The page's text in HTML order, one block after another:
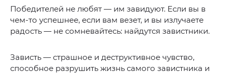
Победителей не любят — им завидуют. Если вы в
чем-то успешнее, если вам везет, и вы излучаете
радость — не сомневайтесь: найдутся завистники.
Зависть — страшное и деструктивное чувство,
способное разрушить жизнь самого завистника и